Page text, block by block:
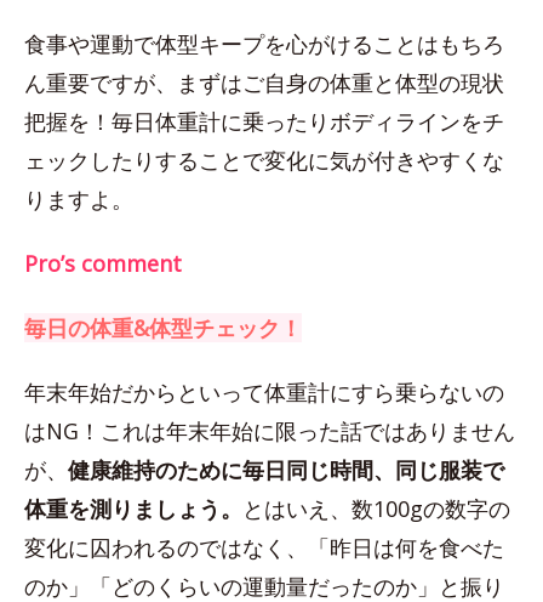
食事や運動で体型キープを心がけることはもちろ
ん重要ですが、まずはご自身の体重と体型の現状
把握を！毎日体重計に乗ったりボディラインをチ
ェックしたりすることで変化に気が付きやすくな
りますよ。
Pro’s comment
毎日の体重&体型チェック！
年末年始だからといって体重計にすら乗らないの
はNG！これは年末年始に限った話ではありません
が、 健康維持のために毎日同じ時間、同じ服装で
体重を測りましょう。 とはいえ、数100gの数字の
変化に囚われるのではなく、「昨日は何を食べた
のか」「どのくらいの運動量だったのか」と振り